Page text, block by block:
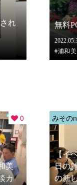
れ
無料
浦和
0
美
カ
みその
【イ
日の
の新